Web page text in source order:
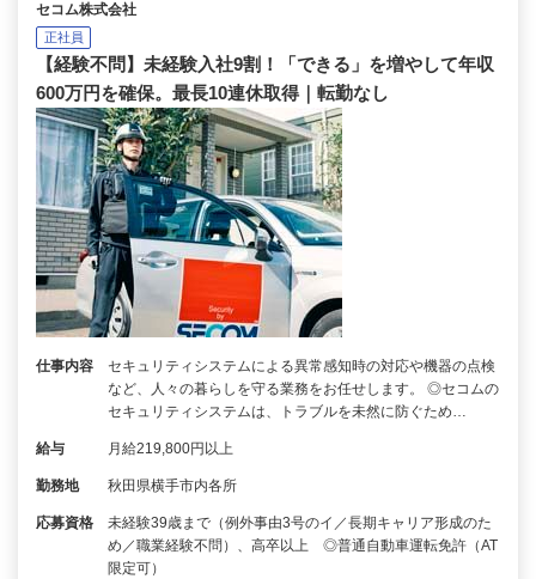
セコム株式会社
正社員
【経験不問】未経験入社9割！「できる」を増やして年収
600万円を確保。最長10連休取得｜転勤なし
仕事内容
セキュリティシステムによる異常感知時の対応や機器の点検
など、人々の暮らしを守る業務をお任せします。 ◎セコムの
セキュリティシステムは、トラブルを未然に防ぐため…
給与 月給219,800円以上
勤務地 秋田県横手市内各所
応募資格
未経験39歳まで（例外事由3号のイ／長期キャリア形成のた
め／職業経験不問）、高卒以上 ◎普通自動車運転免許（AT
限定可）